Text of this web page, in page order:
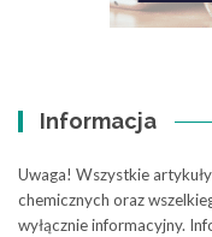
Informacja
Uwaga! Wszystkie
chemicznych oraz
wyłącznie informacyjny.